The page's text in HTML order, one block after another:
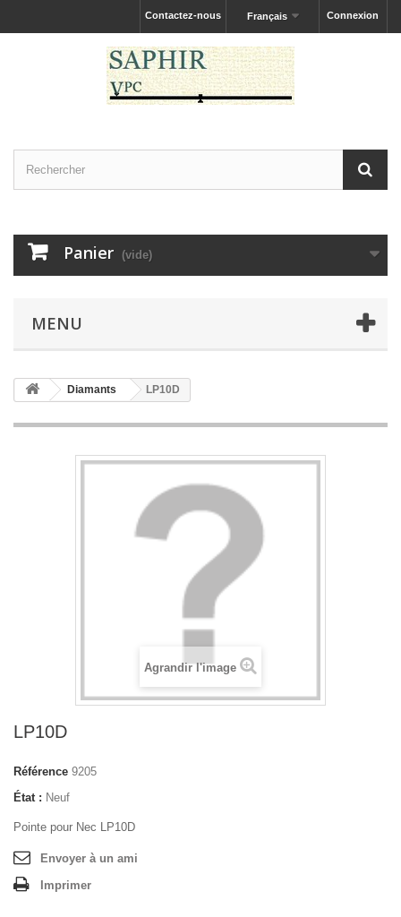
Connexion
Français
Contactez-nous
Panier (vide)
MENU
Diamants LP10D
Agrandir l'image
LP10D
Référence 9205
État : Neuf
Pointe pour Nec LP10D
Envoyer à un ami
Imprimer